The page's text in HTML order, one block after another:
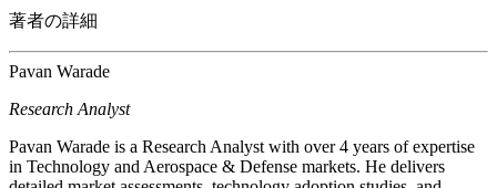
著者の詳細
Pavan Warade
Research Analyst
Pavan Warade is a Research Analyst with over 4 years of expertise
in Technology and Aerospace & Defense markets. He delivers